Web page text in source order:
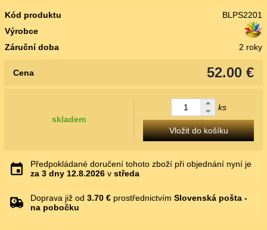
Kód produktu
BLPS2201
Výrobce
Záruční doba
2 roky
52.00 €
Cena
skladem
ks
Vložit do košíku
Předpokládané doručení tohoto zboží při objednání nyní je
za 3 dny 12.8.2026 v středa
Doprava již od 3.70 € prostřednictvím Slovenská pošta -
na pobočku